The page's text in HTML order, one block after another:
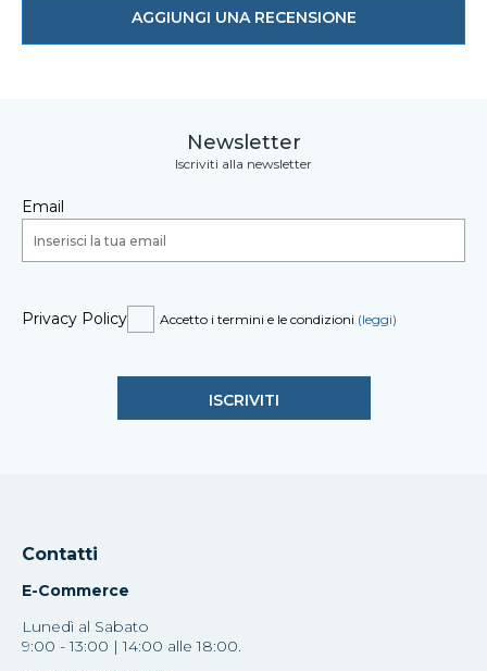
AGGIUNGI UNA RECENSIONE
Newsletter
Iscriviti alla newsletter
Email
Privacy Policy Accetto i termini e le condizioni (leggi)
Contatti
E-Commerce
Lunedì al Sabato
9:00 - 13:00 | 14:00 alle 18:00.